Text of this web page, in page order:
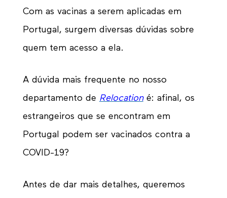
Com as vacinas a serem aplicadas em
Portugal, surgem diversas dúvidas sobre
quem tem acesso a ela.
A dúvida mais frequente no nosso
departamento de Relocationé: afinal, os
estrangeiros que se encontram em
Portugal podem ser vacinados contra a
COVID-19?
Antes de dar mais detalhes, queremos